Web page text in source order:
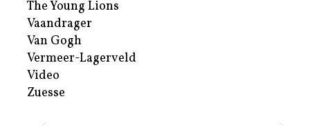
The Young Lions
Vaandrager
Van Gogh
Vermeer-Lagerveld
Video
Zuesse